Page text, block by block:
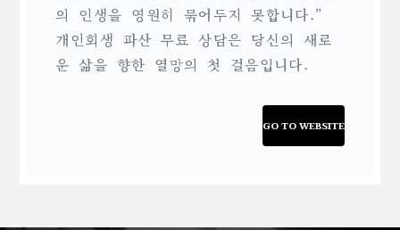
의 인생을 영원히 묶어두지 못합니다.”
개인회생 파산 무료 상담은 당신의 새로
운 삶을 향한 열망의 첫 걸음입니다.
GO TO WEBSITE